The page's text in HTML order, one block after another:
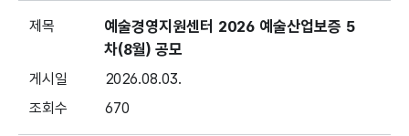
예술경영지원센터 2026 예술산업보증 5
차(8월) 공모
2026.08.03.
670